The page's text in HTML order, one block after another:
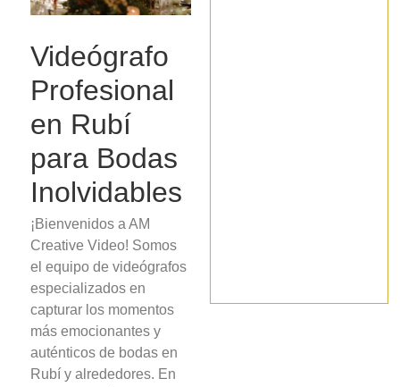
Videógrafo
Profesional
en Rubí
para Bodas
Inolvidables
¡Bienvenidos a AM
Creative Video! Somos
el equipo de videógrafos
especializados en
capturar los momentos
más emocionantes y
auténticos de bodas en
Rubí y alrededores. En